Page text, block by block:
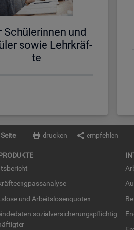
Schü­le­rin­nen und
sowie Lehr­kräf­
te
Seite drucken empfehlen
und Ar­beits­lo­sen­quo­ten
so­zi­al­ver­si­che­rungs­pflich­tig